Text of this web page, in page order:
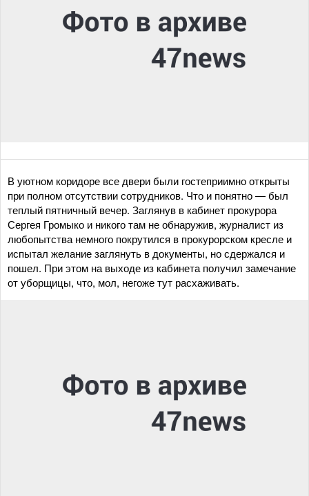
В уютном коридоре все двери были гостеприимно открыты
при полном отсутствии сотрудников. Что и понятно — был
теплый пятничный вечер. Заглянув в кабинет прокурора
Сергея Громыко и никого там не обнаружив, журналист из
любопытства немного покрутился в прокурорском кресле и
испытал желание заглянуть в документы, но сдержался и
пошел. При этом на выходе из кабинета получил замечание
от уборщицы, что, мол, негоже тут расхаживать.